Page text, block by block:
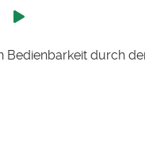
Bedienbarkeit durch